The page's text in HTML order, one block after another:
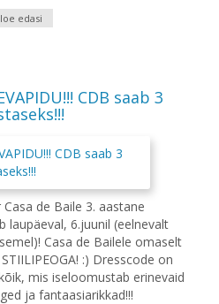
loe edasi
CDB saab 3
Casa de Baile 3. aastane
laupäeval, 6.juunil (eelnevalt
Casa de Bailele omaselt
:) Dresscode on
mis iseloomustab erinevaid
ja fantaasiarikkad!!!